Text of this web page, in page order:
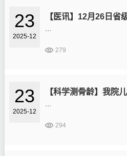
23
2025-12
...
279
23
2025-12
【科学测骨龄】我院
...
294